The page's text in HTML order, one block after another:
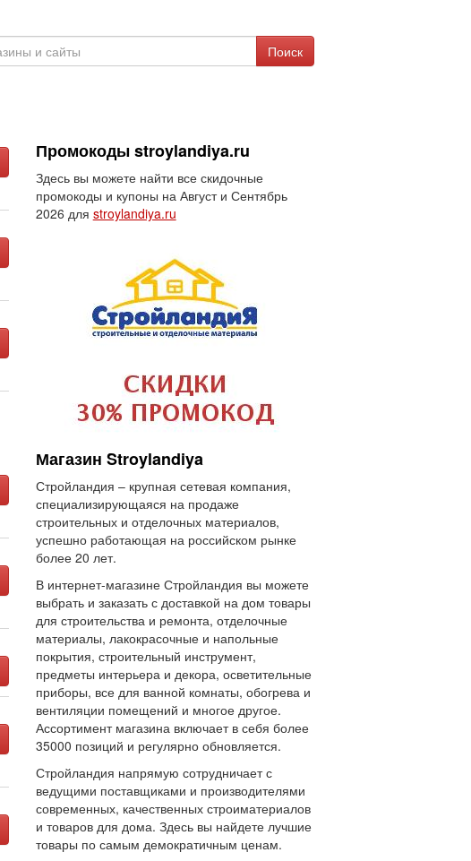
Поиск
Промокоды stroylandiya.ru
Здесь вы можете найти все скидочные
промокоды и купоны на Август и Сентябрь
2026 для stroylandiya.ru
Магазин Stroylandiya
Стройландия – крупная сетевая компания,
специализирующаяся на продаже
строительных и отделочных материалов,
успешно работающая на российском рынке
более 20 лет.
В интернет-магазине Стройландия вы можете
выбрать и заказать с доставкой на дом товары
для строительства и ремонта, отделочные
материалы, лакокрасочные и напольные
покрытия, строительный инструмент,
предметы интерьера и декора, осветительные
приборы, все для ванной комнаты, обогрева и
вентиляции помещений и многое другое.
Ассортимент магазина включает в себя более
35000 позиций и регулярно обновляется.
Стройландия напрямую сотрудничает с
ведущими поставщиками и производителями
современных, качественных строиматериалов
и товаров для дома. Здесь вы найдете лучшие
товары по самым демократичным ценам.